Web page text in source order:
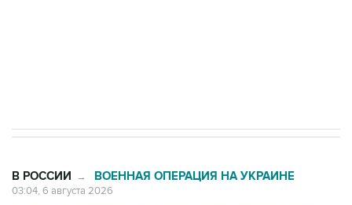
В РОССИИ → ВОЕННАЯ ОПЕРАЦИЯ НА УКРАИНЕ
03:04, 6 августа 2026